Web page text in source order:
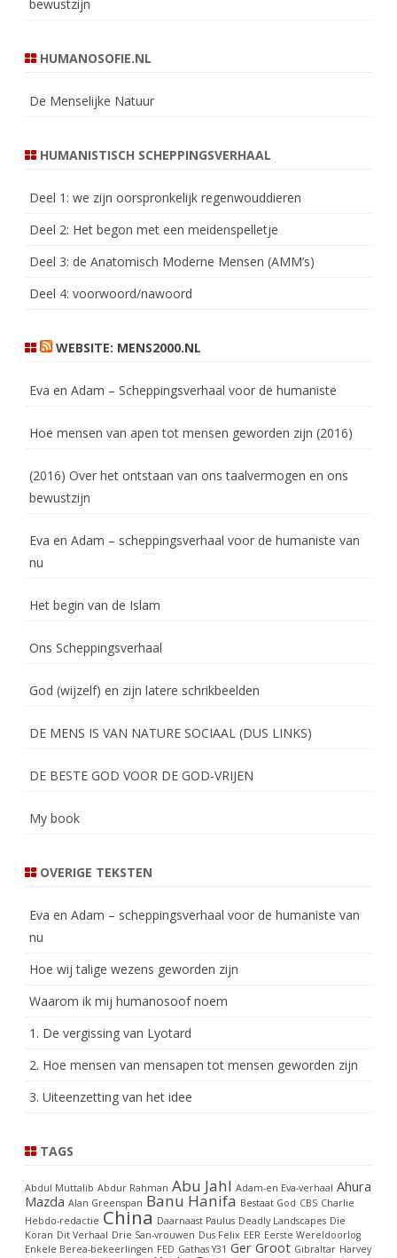
bewustzijn
HUMANOSOFIE.NL
De Menselijke Natuur
HUMANISTISCH SCHEPPINGSVERHAAL
Deel 1: we zijn oorspronkelijk regenwouddieren
Deel 2: Het begon met een meidenspelletje
Deel 3: de Anatomisch Moderne Mensen (AMM’s)
Deel 4: voorwoord/nawoord
WEBSITE: MENS2000.NL
Eva en Adam – Scheppingsverhaal voor de humaniste
Hoe mensen van apen tot mensen geworden zijn (2016)
(2016) Over het ontstaan van ons taalvermogen en ons
bewustzijn
Eva en Adam – scheppingsverhaal voor de humaniste van
nu
Het begin van de Islam
Ons Scheppingsverhaal
God (wijzelf) en zijn latere schrikbeelden
DE MENS IS VAN NATURE SOCIAAL (DUS LINKS)
DE BESTE GOD VOOR DE GOD-VRIJEN
My book
OVERIGE TEKSTEN
Eva en Adam – scheppingsverhaal voor de humaniste van
nu
Hoe wij talige wezens geworden zijn
Waarom ik mij humanosoof noem
1. De vergissing van Lyotard
2. Hoe mensen van mensapen tot mensen geworden zijn
3. Uiteenzetting van het idee
TAGS
Abdul Muttalib Abdur Rahman Abu Jahl Adam-en Eva-verhaal Ahura
Mazda Alan Greenspan Banu Hanifa Bestaat God CBS Charlie
Hebdo-redactie China Daarnaast Paulus Deadly Landscapes Die
Koran Dit Verhaal Drie San-vrouwen Dus Felix EER Eerste Wereldoorlog
Enkele Berea-bekeerlingen FED Gathas Y31 Ger Groot Gibraltar Harvey